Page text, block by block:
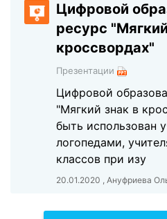
Цифровой
ресурс
кроссвордах"
Презентации
Цифровой
"Мягкий знак в
быть использован
логопедами,
классов при изу
20.01.2020 , Ануфриева